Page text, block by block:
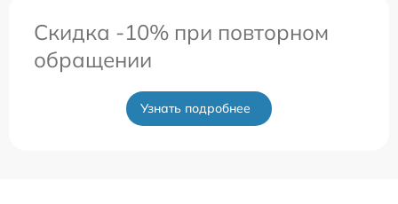
Скидка -10% при повторном
обращении
Узнать подробнее